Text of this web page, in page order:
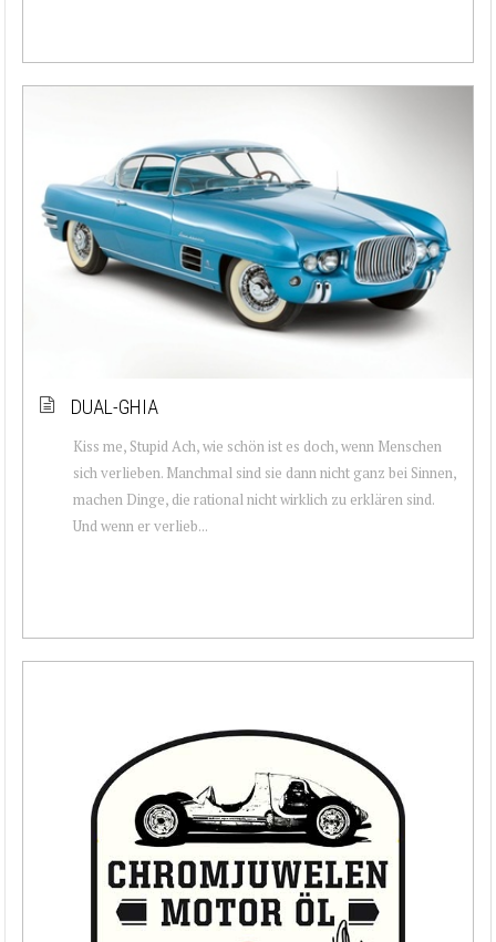
DUAL-GHIA
Kiss me, Stupid Ach, wie schön ist es doch, wenn Menschen
sich verlieben. Manchmal sind sie dann nicht ganz bei Sinnen,
machen Dinge, die rational nicht wirklich zu erklären sind.
Und wenn er verlieb...